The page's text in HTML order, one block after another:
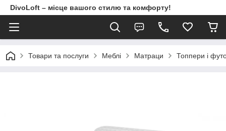
DivoLoft – місце вашого стилю та комфорту!
Товари та послуги Meблi Матраци Топпери і